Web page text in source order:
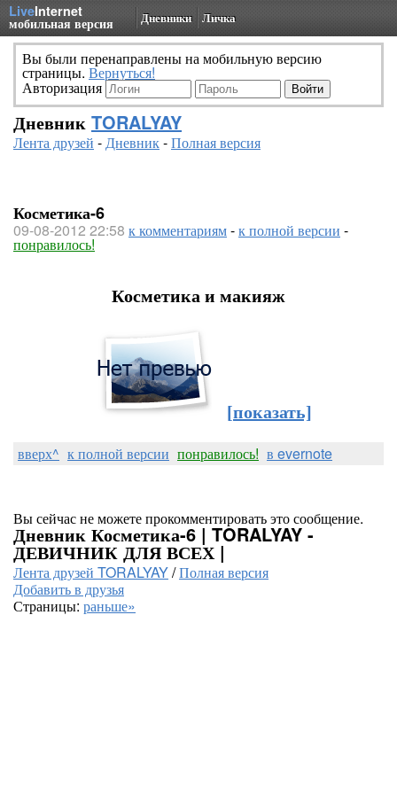
LiveInternet
мобильная версия Дневники Личка
Вы были перенаправлены на мобильную версию
страницы. Вернуться!
Авторизация
Дневник TORALYAY
Лента друзей -Дневник-Полная версия
Косметика-6
09-08-2012 22:58 к комментариям-к полной версии -
понравилось!
Косметика и макияж
[показать]
вверх^ к полной версии понравилось! в evernote
Вы сейчас не можете прокомментировать это сообщение.
Дневник Косметика-6 | TORALYAY -
ДЕВИЧНИК ДЛЯ ВСЕХ |
Лента друзей TORALYAY/Полная версия
Добавить в друзья
Страницы: раньше»